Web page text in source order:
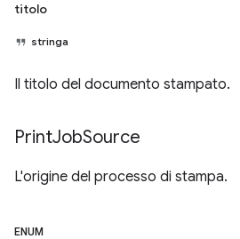
titolo
stringa
Il titolo del documento stampato.
PrintJobSource
L'origine del processo di stampa.
ENUM